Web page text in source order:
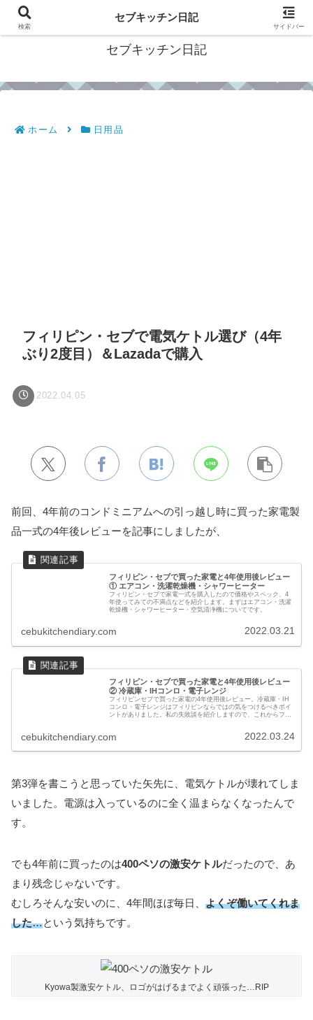
フィリピン・セブの移住情報やおすすめ食材・レシピを発信
セブキッチン日記
ホーム 日用品
フィリピン・セブで電気ケトル選び（4年
ぶり2度目）＆Lazadaで購入
2022.04.05
前回、4年前のコンドミニアムへの引っ越し時に買った家電製
品一式の4年後レビューを記事にしましたが、
フィリピン・セブで買った家電と4年使用後レビュー
① エアコン・洗濯乾燥機・シャワーヒーター
フィリピン・セブで家電一式を購入したので価格やスペック、4
年使ってみての不満点などを紹介します。まずはエアコン・洗濯
乾燥機・シャワーヒーター・空気清浄機についてです。
cebukitchendiary.com 2022.03.21
フィリピン・セブで買った家電と4年使用後レビュー
② 冷蔵庫・IHコンロ・電子レンジ
フィリピンセブで買った家電の4年使用後レビュー。冷蔵庫・IH
コンロ・電子レンジはフィリピンならではの気をつけるべきポイ
ントがありました。私の失敗談を紹介しますので、これからフィ
cebukitchendiary.com 2022.03.24
第3弾を書こうと思っていた矢先に、電気ケトルが壊れてしま
いました。電源は入っているのに全く温まらなくなったんで
す。
でも4年前に買ったのは400ペソの激安ケトルだったので、あ
まり残念じゃないです。
むしろそんな安いのに、4年間ほぼ毎日、 よくぞ働いてくれま
した…という気持ちです。
Kyowa製激安ケトル、ロゴがはげるまでよく頑張った…RIP
検索
セブキッチン日記
サイドバー